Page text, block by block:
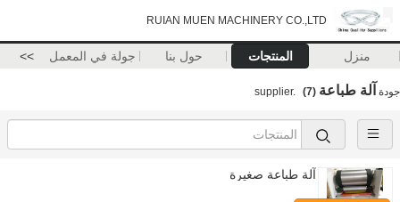
RUIAN MUEN MACHINERY CO.,LTD
منزل المنتجات حول بنا جولة في المعمل >>
جودة آلة طباعة (7)
آلة طباعة صغيرة